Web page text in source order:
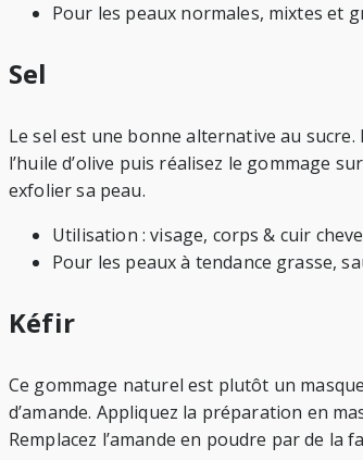
Pour les peaux normales, mixtes et
Sel
Le sel est une bonne alternative au
l’huile d’olive puis réalisez le gommage
exfolier sa peau.
Utilisation : visage, corps & cuir
Pour les peaux à tendance grasse,
Kéfir
Ce gommage naturel est plutôt un
d’amande. Appliquez la préparation en
Remplacez l’amande en poudre par de la